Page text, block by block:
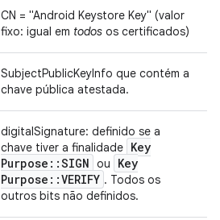
CN = "Android Keystore Key" (valor
fixo: igual em todos os certificados)
SubjectPublicKeyInfo que contém a
chave pública atestada.
digitalSignature: definido se a
chave tiver a finalidade Key
Purpose ::SIGN ou
Key
Purpose ::VERIFY . Todos os
outros bits não definidos.